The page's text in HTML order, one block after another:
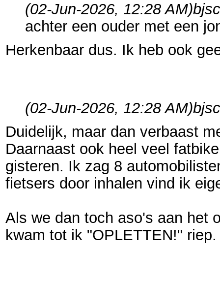
(02-Jun-2026, 12:28 AM)
achter een ouder met een
Herkenbaar dus. Ik heb ook
(02-Jun-2026, 12:28 AM)
Duidelijk, maar dan verbaast
Daarnaast ook heel veel
gisteren. Ik zag 8
fietsers door inhalen vind ik
Als we dan toch aso's aan het
kwam tot ik "OPLETTEN!" riep.